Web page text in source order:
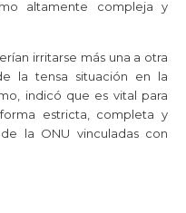
altamente compleja y
irritarse más una a otra
la tensa situación en la
indicó que es vital para
estricta, completa y
la ONU vinculadas con